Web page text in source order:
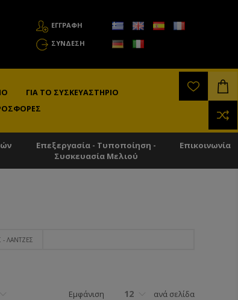
ΕΓΓΡΑΦΗ
ΣΎΝΔΕΣΗ
ΓΙΑ ΤΟ ΣΥΣΚΕΥΑΣΤΉΡΙΟ
Επεξεργασία - Τυποποίηση -
Συσκευασία Μελιού
Επικοινωνία
- ΛΆΝΤΖΕΣ
Εμφάνιση 12 ανά σελίδα